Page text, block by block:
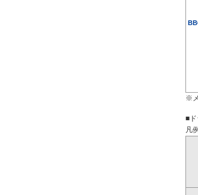
※
■
凡